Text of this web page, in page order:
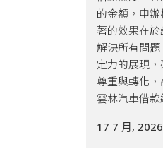
的金額，申
著的效果在
解決所有問
定力的展現
尊重與轉化，
雲林汽車借
17 7 月, 2026